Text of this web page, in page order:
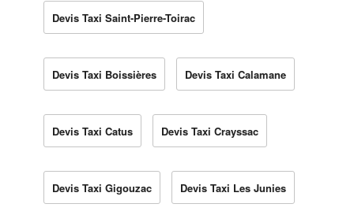
Devis Taxi Saint-Pierre-Toirac
Devis Taxi Boissières Devis Taxi Calamane
Devis Taxi Catus Devis Taxi Crayssac
Devis Taxi Gigouzac Devis Taxi Les Junies